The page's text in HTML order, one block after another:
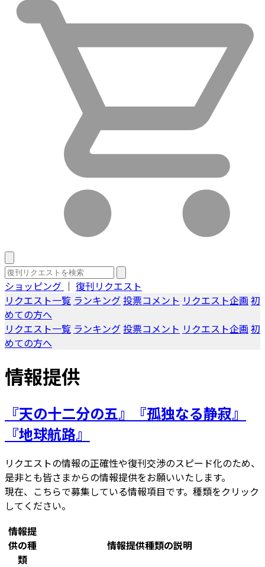
ショッピング ｜ 復刊リクエスト
リクエスト一覧 ランキング投票コメント リクエスト企画 初
めての方へ
リクエスト一覧 ランキング投票コメント リクエスト企画 初
めての方へ
情報提供
『天の十二分の五』『孤独なる静寂』
『地球航路』
リクエストの情報の正確性や復刊交渉のスピード化のため、
是非とも皆さまからの情報提供をお願いいたします。
現在、こちらで募集している情報項目です。種類をクリック
してください。
情報提
供の種
類
情報提供種類の説明